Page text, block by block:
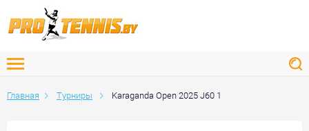
Главная Турниры Karaganda Open 2025 J60 1